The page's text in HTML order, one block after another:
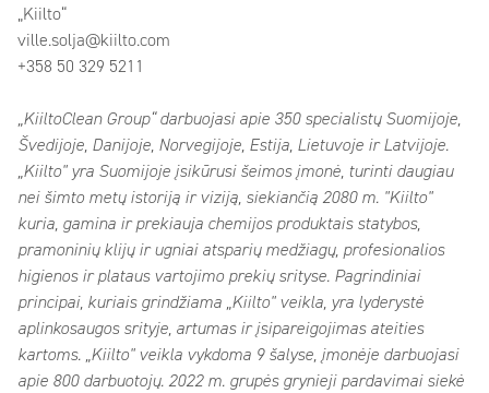
„Kiilto“
ville.solja@kiilto.com
+358 50 329 5211
„KiiltoClean Group“ darbuojasi apie 350 specialistų Suomijoje,
Švedijoje, Danijoje, Norvegijoje, Estija, Lietuvoje ir Latvijoje.
„Kiilto" yra Suomijoje įsikūrusi šeimos įmonė, turinti daugiau
nei šimto metų istoriją ir viziją, siekiančią 2080 m. "Kiilto"
kuria, gamina ir prekiauja chemijos produktais statybos,
pramoninių klijų ir ugniai atsparių medžiagų, profesionalios
higienos ir plataus vartojimo prekių srityse. Pagrindiniai
principai, kuriais grindžiama „Kiilto" veikla, yra lyderystė
aplinkosaugos srityje, artumas ir įsipareigojimas ateities
kartoms. „Kiilto" veikla vykdoma 9 šalyse, įmonėje darbuojasi
apie 800 darbuotojų. 2022 m. grupės grynieji pardavimai siekė